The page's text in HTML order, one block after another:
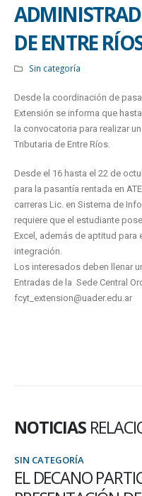
DE ENTRE
Sin categoría
Desde la coordinación de
Extensión se informa que
la convocatoria para realizar
Tributaria de Entre Ríos.
Desde el 16 hasta el 22 de
para la pasantía rentada en
carreras Lic. en Sistema de
requiere que el estudiante
Excel, además de aptitud
integración.
Los interesados deben llenar
Entradas de la Sede Central
fcyt_extension@uader.edu.ar
NOTICIAS
SIN CATEGORÍA
EL DECANO